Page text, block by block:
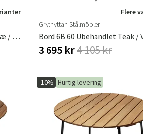
Bord 6B 60 Grønt Lakeret Egetræ / Varmgalvaniseret Stativ
Flere
Grythyttan Stålmöbler
3 695 kr4 105 kr
-10% Hurtig levering